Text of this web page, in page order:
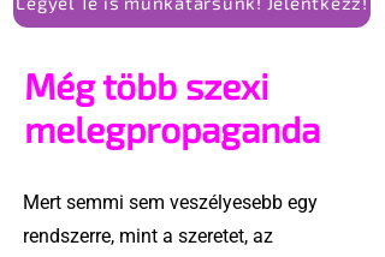
Még több szexi
melegpropaganda
Mert semmi sem veszélyesebb egy
rendszerre, mint a szeretet, az